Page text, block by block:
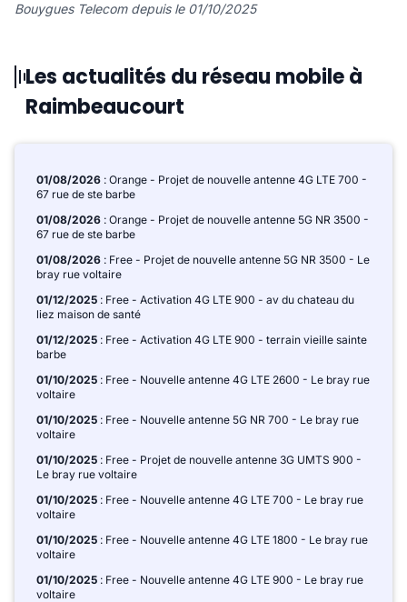
Bouygues Telecom depuis le 01/10/2025
Les actualités du réseau mobile à
Raimbeaucourt
01/08/2026 : Orange - Projet de nouvelle antenne 4G LTE 700 -
67 rue de ste barbe
01/08/2026 : Orange - Projet de nouvelle antenne 5G NR 3500 -
67 rue de ste barbe
01/08/2026 : Free - Projet de nouvelle antenne 5G NR 3500 - Le
bray rue voltaire
01/12/2025 : Free - Activation 4G LTE 900 - av du chateau du
liez maison de santé
01/12/2025 : Free - Activation 4G LTE 900 - terrain vieille sainte
barbe
01/10/2025 : Free - Nouvelle antenne 4G LTE 2600 - Le bray rue
voltaire
01/10/2025 : Free - Nouvelle antenne 5G NR 700 - Le bray rue
voltaire
01/10/2025 : Free - Projet de nouvelle antenne 3G UMTS 900 -
Le bray rue voltaire
01/10/2025 : Free - Nouvelle antenne 4G LTE 700 - Le bray rue
voltaire
01/10/2025 : Free - Nouvelle antenne 4G LTE 1800 - Le bray rue
voltaire
01/10/2025 : Free - Nouvelle antenne 4G LTE 900 - Le bray rue
voltaire